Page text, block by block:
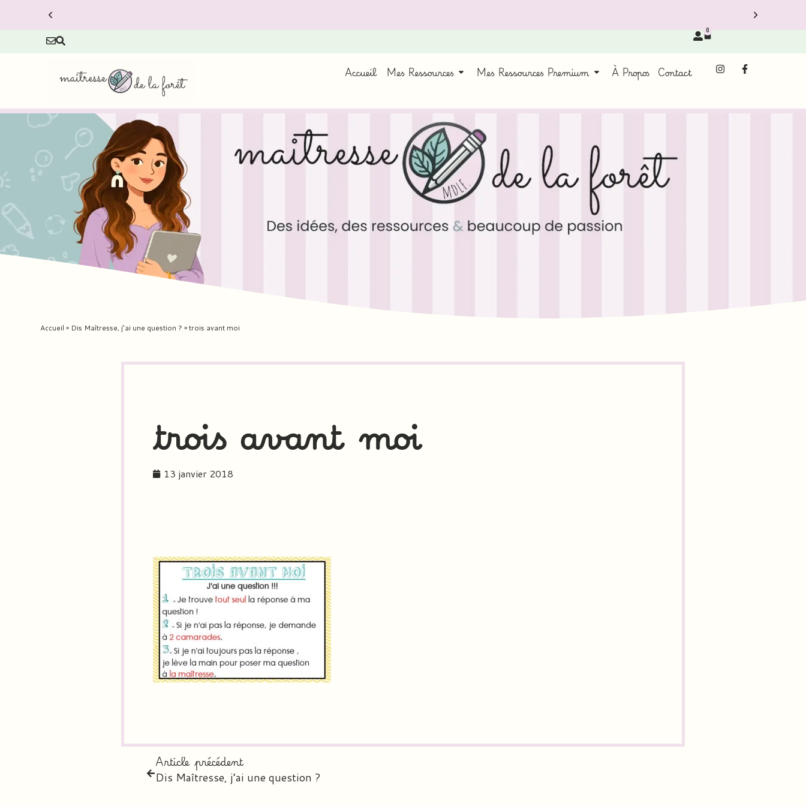
0
Accueil Mes Ressources Mes Ressources Premium À Propos Contact
Accueil » Dis Maîtresse, j’ai une question ? »trois avant moi
trois avant moi
13 janvier 2018
Article précédent
Dis Maîtresse, j’ai une question ?